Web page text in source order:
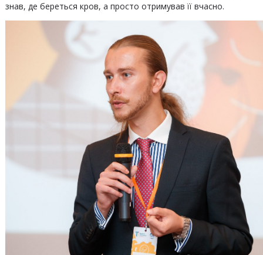
знав, де береться кров, а просто отримував її вчасно.